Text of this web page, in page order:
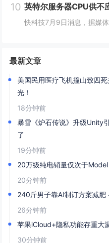
10
最新文章
美国民用医疗飞机撞山致四
光！
18分钟前
暴雪《炉石传说》升级Unity
了
19分钟前
20万级纯电销量仅次于
20分钟前
240斤男子靠AI制订方案减肥
26分钟前
苹果iCloud+隐私功能存重大
30分钟前